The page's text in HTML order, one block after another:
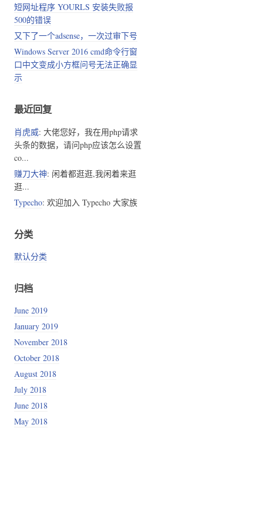
短网址程序 YOURLS 安装失败报
500的错误
又下了一个adsense，一次过审下号
Windows Server 2016 cmd命令行窗
口中文变成小方框问号无法正确显
示
最近回复
肖虎威: 大佬您好，我在用php请求
头条的数据，请问php应该怎么设置
co...
赚刀大神: 闲着都逛逛,我闲着来逛
逛...
Typecho: 欢迎加入 Typecho 大家族
分类
默认分类
归档
June 2019
January 2019
November 2018
October 2018
August 2018
July 2018
June 2018
May 2018